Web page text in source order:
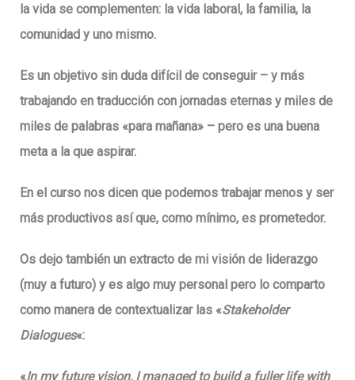
la vida se complementen: la vida laboral, la familia, la
comunidad y uno mismo.
Es un objetivo sin duda difícil de conseguir – y más
trabajando en traducción con jornadas eternas y miles de
miles de palabras «para mañana» – pero es una buena
meta a la que aspirar.
En el curso nos dicen que podemos trabajar menos y ser
más productivos así que, como mínimo, es prometedor.
Os dejo también un extracto de mi visión de liderazgo
(muy a futuro) y es algo muy personal pero lo comparto
como manera de contextualizar las «Stakeholder
Dialogues«:
«In my future vision, I managed to build a fuller life with